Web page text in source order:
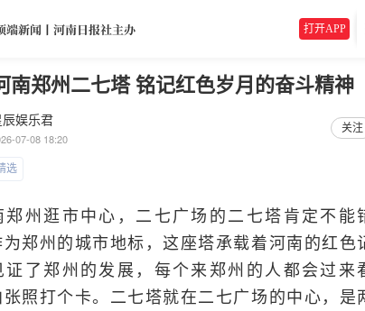
打开APP
南郑州二七塔 铭记红色岁月的奋斗精神
辰娱乐君
07-08 18:20
关注
选
郑州逛市中心，二七广场的二七塔肯定不能
郑州的城市地标，这座塔承载着河南的红色
证了郑州的发展，每个来郑州的人都会过来
照打个卡。二七塔就在二七广场的中心，是